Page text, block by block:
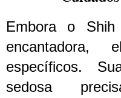
Embora o
encantadora,
específicos.
sedosa